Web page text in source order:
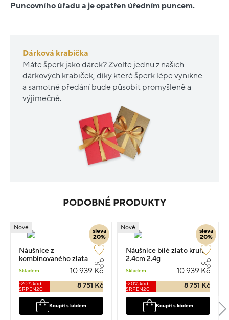
Puncovního úřadu a je opatřen úředním puncem.
Dárková krabička
Máte šperk jako dárek? Zvolte jednu z našich
dárkových krabiček, díky které šperk lépe vynikne
a samotné předání bude působit promyšleně a
výjimečně.
PODOBNÉ PRODUKTY
sleva
20%
Nové
Náušnice z
kombinovaného zlata
kruhy s kamenem 1.30cm
2.4g
Skladem 10 939 Kč
-20% kód:
SRPEN20
8 751 Kč
Koupit s kódem
sleva
20%
Nové
Náušnice bílé zlato kruhy
2.4cm 2.4g
Skladem 10 939 Kč
-20% kód:
SRPEN20
8 751 Kč
Koupit s kódem